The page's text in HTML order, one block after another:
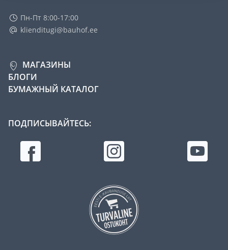
Пн-Пт 8:00-17:00
klienditugi@bauhof.ee
МАГАЗИНЫ
БЛОГИ
БУМАЖНЫЙ КАТАЛОГ
ПОДПИСЫВАЙТЕСЬ: